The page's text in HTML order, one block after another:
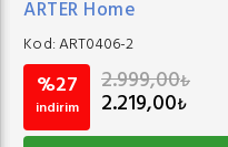
ARTER Home
Kod:ART0406-2
%27
indirim
2.999,00₺
2.219,00₺